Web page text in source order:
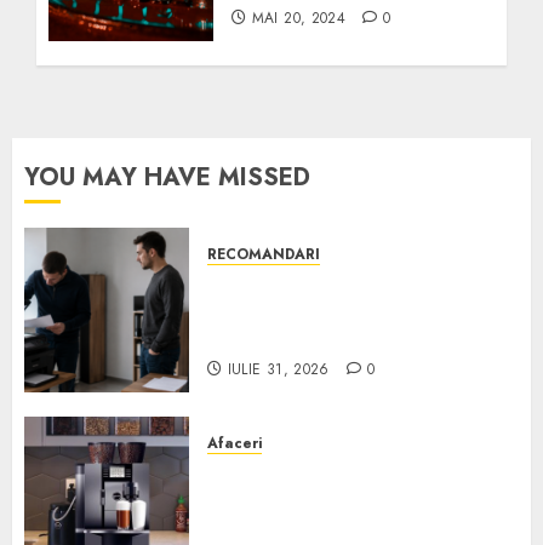
MAI 20, 2024 0
YOU MAY HAVE MISSED
RECOMANDARI
IULIE 31, 2026 0
Afaceri